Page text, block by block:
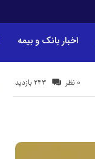
اخبار بانک و بیمه
243 بازدید 0 نظر